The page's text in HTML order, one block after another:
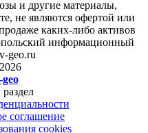
и другие материалы,
не являются офертой или
каких-либо активов
информационный
geo.ru
соглашение
cookies